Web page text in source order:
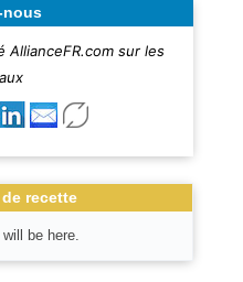
nous
AllianceFR.com sur les
recette
be here.